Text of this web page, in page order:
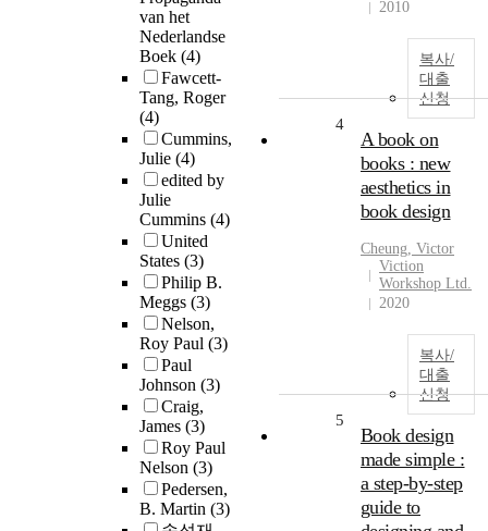
van het
Nederlandse
Boek (4)
Fawcett-
Tang, Roger
(4)
Cummins,
Julie (4)
edited by
Julie
Cummins (4)
United
States (3)
Philip B.
Meggs (3)
Nelson,
Roy Paul (3)
Paul
Johnson (3)
Craig,
James (3)
Roy Paul
Nelson (3)
Pedersen,
B. Martin (3)
2010
복사/
대출
신청
4
A book on
books : new
aesthetics in
book design
Cheung, Victor
Viction
Workshop Ltd.
2020
복사/
대출
신청
5
Book design
made simple :
a step-by-step
guide to